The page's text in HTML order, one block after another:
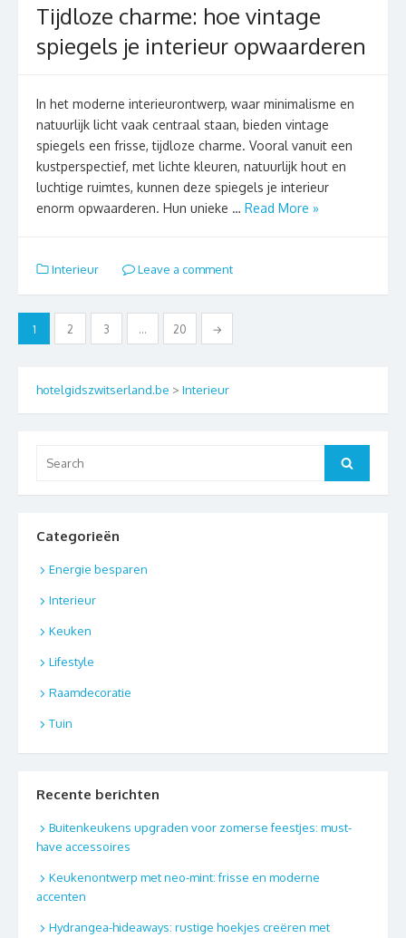
Tijdloze charme: hoe vintage
spiegels je interieur opwaarderen
In het moderne interieurontwerp, waar minimalisme en
natuurlijk licht vaak centraal staan, bieden vintage
spiegels een frisse, tijdloze charme. Vooral vanuit een
kustperspectief, met lichte kleuren, natuurlijk hout en
luchtige ruimtes, kunnen deze spiegels je interieur
enorm opwaarderen. Hun unieke … Read More »
Interieur Leave a comment
Berichten
paginering
1 2 3 … 20 →
hotelgidszwitserland.be > Interieur
for:
Search
Categorieën
Energie besparen
Interieur
Keuken
Lifestyle
Raamdecoratie
Tuin
Recente berichten
Buitenkeukens upgraden voor zomerse feestjes: must-
have accessoires
Keukenontwerp met neo-mint: frisse en moderne
accenten
Hydrangea-hideaways: rustige hoekjes creëren met